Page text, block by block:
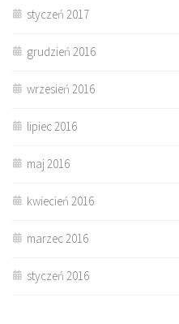
styczeń 2017
grudzień 2016
wrzesień 2016
lipiec 2016
maj 2016
kwiecień 2016
marzec 2016
styczeń 2016